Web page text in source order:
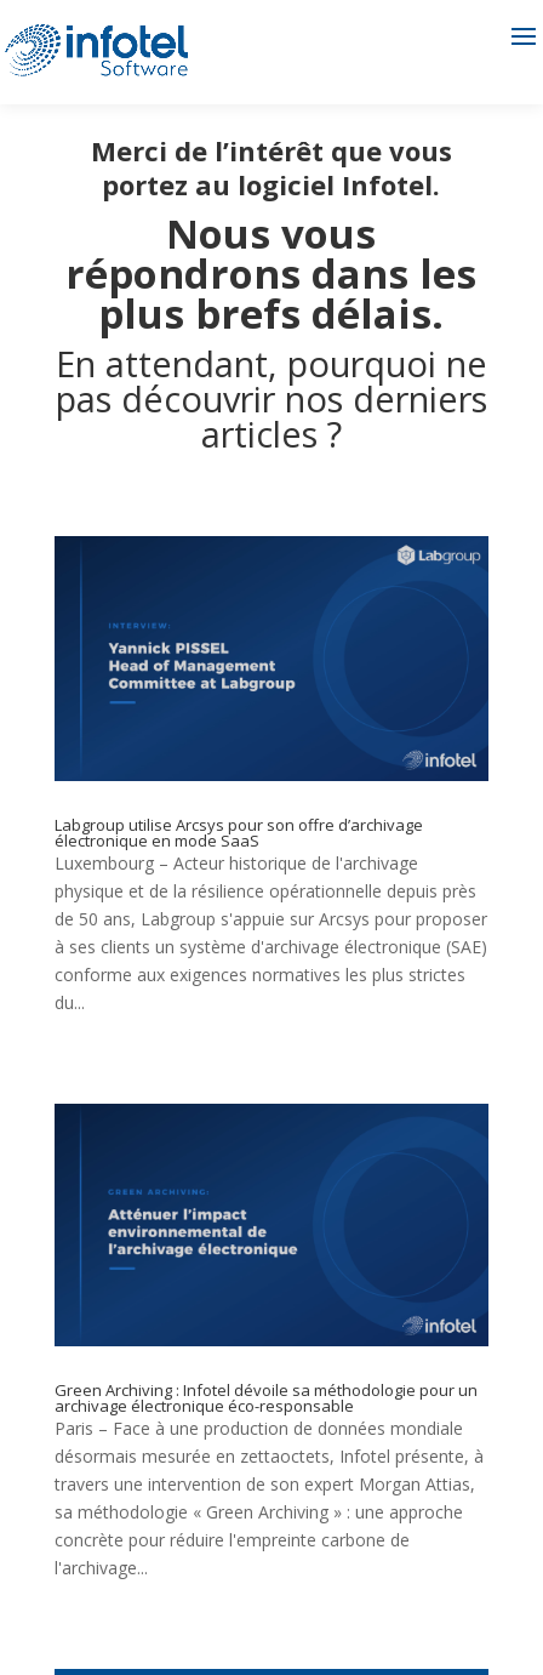
Merci de l’intérêt que vous
portez au logiciel Infotel.
Nous vous
répondrons dans les
plus brefs délais.
En attendant, pourquoi ne
pas découvrir nos derniers
articles ?
Labgroup utilise Arcsys pour son offre d’archivage
électronique en mode SaaS
Luxembourg – Acteur historique de l'archivage
physique et de la résilience opérationnelle depuis près
de 50 ans, Labgroup s'appuie sur Arcsys pour proposer
à ses clients un système d'archivage électronique (SAE)
conforme aux exigences normatives les plus strictes
du...
Green Archiving : Infotel dévoile sa méthodologie pour un
archivage électronique éco-responsable
Paris – Face à une production de données mondiale
désormais mesurée en zettaoctets, Infotel présente, à
travers une intervention de son expert Morgan Attias,
sa méthodologie « Green Archiving » : une approche
concrète pour réduire l'empreinte carbone de
l'archivage...